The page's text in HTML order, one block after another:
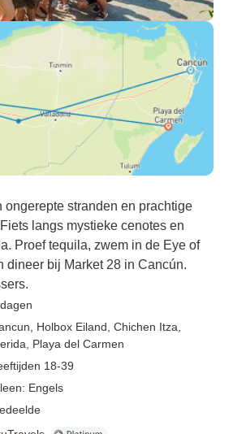
ongerepte stranden en prachtige
langs mystieke cenotes en
Proef tequila, zwem in de Eye of
dineer bij Market 28 in Cancún.
, Holbox Eiland , Chichen Itza
, Playa del Carmen
18-39
Engels